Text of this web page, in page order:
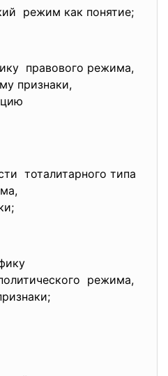
режим как понятие;
правового режима,
признаки,
тоталитарного типа
режима,